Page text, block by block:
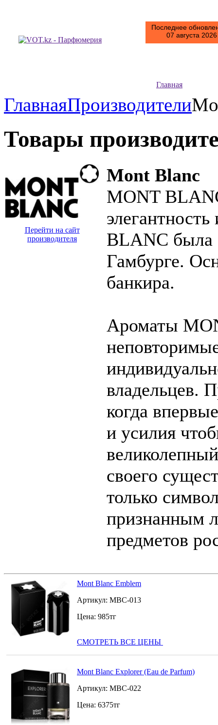
Последнее
07 августа
Главная
ГлавнаяПроизводители
Товары
Перейти на сайт
производителя
Mont Blanc
MONT
BLANC была
Гамбурге.
банкира.
Ароматы
владельцев.
когда
и усилия
своего
только
признанным
предметов
Mont Blanc Emblem
Артикул: MBC-013
Цена: 985тг
СМОТРЕТЬ ВСЕ ЦЕНЫ
Mont Blanc Explorer (Eau de Parfum)
Артикул: MBC-022
Цена: 6375тг